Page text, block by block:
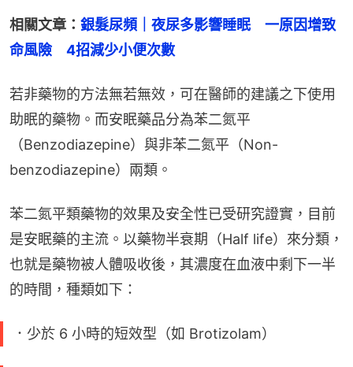
相關文章： 銀髮尿頻｜夜尿多影響睡眠　一原因增致
命風險　4招減少小便次數
若非藥物的方法無若無效，可在醫師的建議之下使用
助眠的藥物。而安眠藥品分為苯二氮平
（Benzodiazepine）與非苯二氮平（Non-
benzodiazepine）兩類。
苯二氮平類藥物的效果及安全性已受研究證實，目前
是安眠藥的主流。以藥物半衰期（Half life）來分類，
也就是藥物被人體吸收後，其濃度在血液中剩下一半
的時間，種類如下：
．少於 6 小時的短效型（如 Brotizolam）